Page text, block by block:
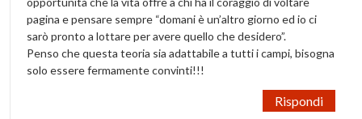
pagina e pensare sempre “domani è un’altro giorno ed io ci
sarò pronto a lottare per avere quello che desidero”.
Penso che questa teoria sia adattabile a tutti i campi, bisogna
solo essere fermamente convinti!!!
Rispondi